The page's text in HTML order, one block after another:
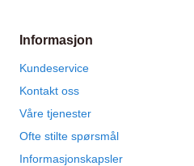
Informasjon
Kundeservice
Kontakt oss
Våre tjenester
Ofte stilte spørsmål
Informasjonskapsler